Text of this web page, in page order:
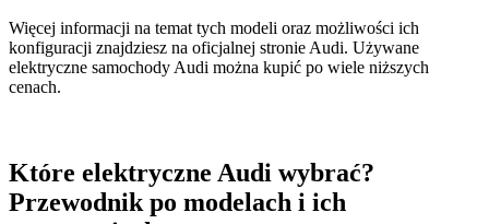
Więcej informacji na temat tych modeli oraz możliwości ich
konfiguracji znajdziesz na oficjalnej stronie Audi. Używane
elektryczne samochody Audi można kupić po wiele niższych
cenach.
Które elektryczne Audi wybrać?
Przewodnik po modelach i ich